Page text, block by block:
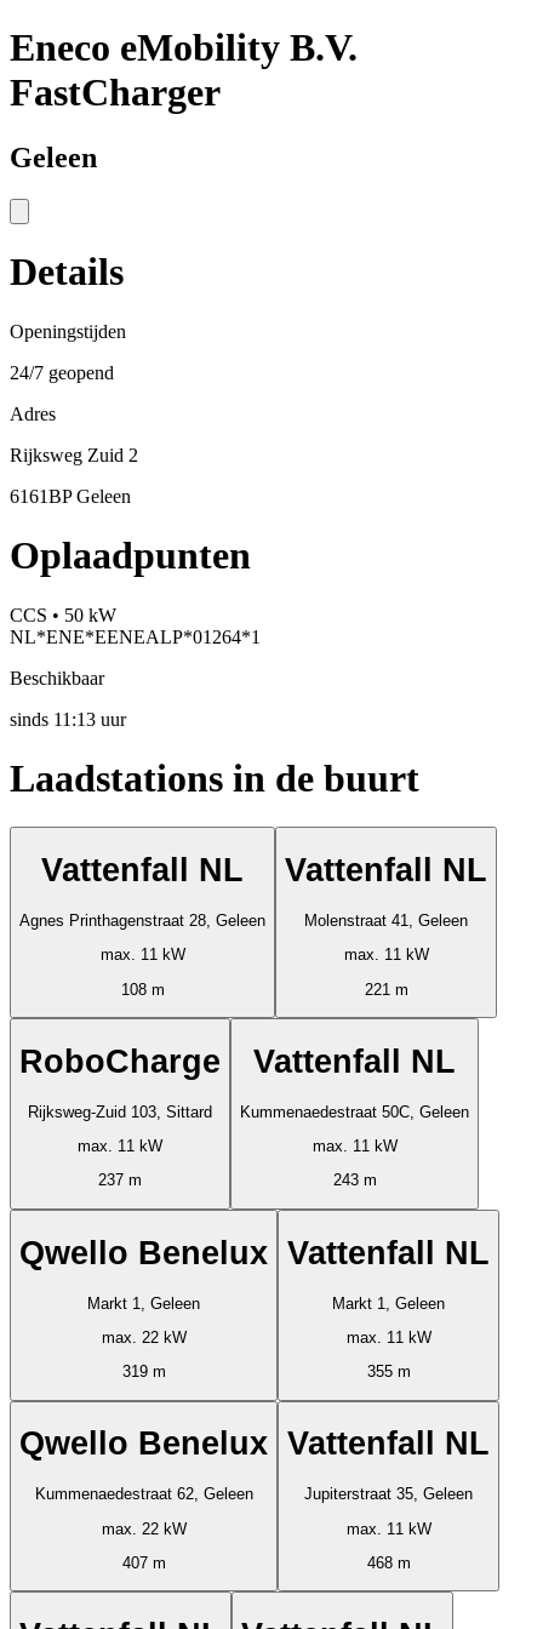
Eneco eMobility B.V.
FastCharger
Geleen
Details
Openingstijden
24/7 geopend
Adres
Rijksweg Zuid 2
6161BP Geleen
Oplaadpunten
CCS • 50 kW
NL*ENE*EENEALP*01264*1
Beschikbaar
sinds 11:13 uur
Laadstations in de buurt
Vattenfall NL
Agnes Printhagenstraat 28, Geleen
max. 11 kW
108 m
Vattenfall NL
Molenstraat 41, Geleen
max. 11 kW
221 m
RoboCharge
Rijksweg-Zuid 103, Sittard
max. 11 kW
237 m
Vattenfall NL
Kummenaedestraat 50C, Geleen
max. 11 kW
243 m
Qwello Benelux
Markt 1, Geleen
max. 22 kW
319 m
Vattenfall NL
Markt 1, Geleen
max. 11 kW
355 m
Qwello Benelux
Kummenaedestraat 62, Geleen
max. 22 kW
407 m
Vattenfall NL
Jupiterstraat 35, Geleen
max. 11 kW
468 m